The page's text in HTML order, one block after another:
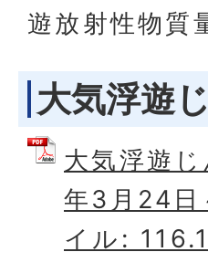
遊放射性物質
大気浮遊
大気浮遊
年3月24日
イル: